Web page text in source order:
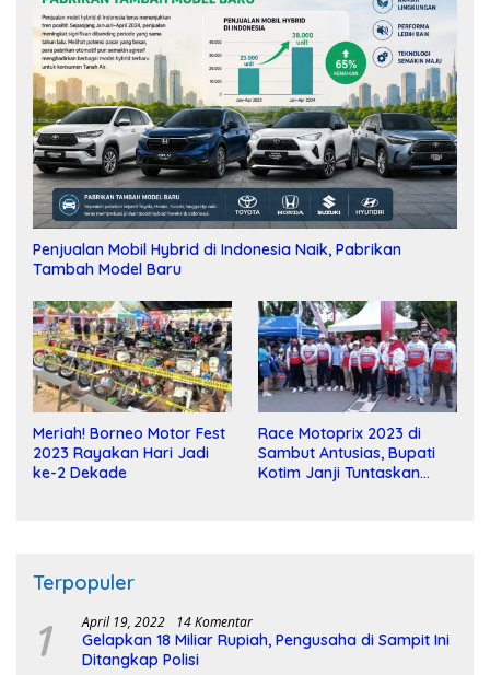
Penjualan Mobil Hybrid di Indonesia Naik, Pabrikan
Tambah Model Baru
Meriah! Borneo Motor Fest
2023 Rayakan Hari Jadi
ke-2 Dekade
Race Motoprix 2023 di
Sambut Antusias, Bupati
Kotim Janji Tuntaskan
Terpopuler
1 April 19, 2022 14 Komentar
Gelapkan 18 Miliar Rupiah, Pengusaha di Sampit Ini
Ditangkap Polisi